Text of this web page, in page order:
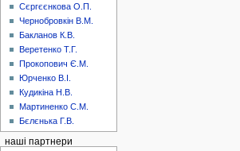
Сєргєєнкова О.П.
Чернобровкін В.М.
Бакланов К.В.
Веретенко Т.Г.
Прокопович Є.М.
Юрченко В.І.
Кудикіна Н.В.
Мартиненко С.М.
Бєлєнька Г.В.
наші партнери